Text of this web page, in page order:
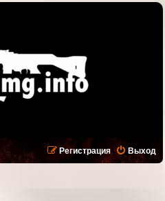
Выход
Регистрация